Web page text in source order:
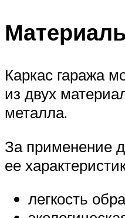
Каркас гаража
из двух
металла.
За применение
ее
легкость